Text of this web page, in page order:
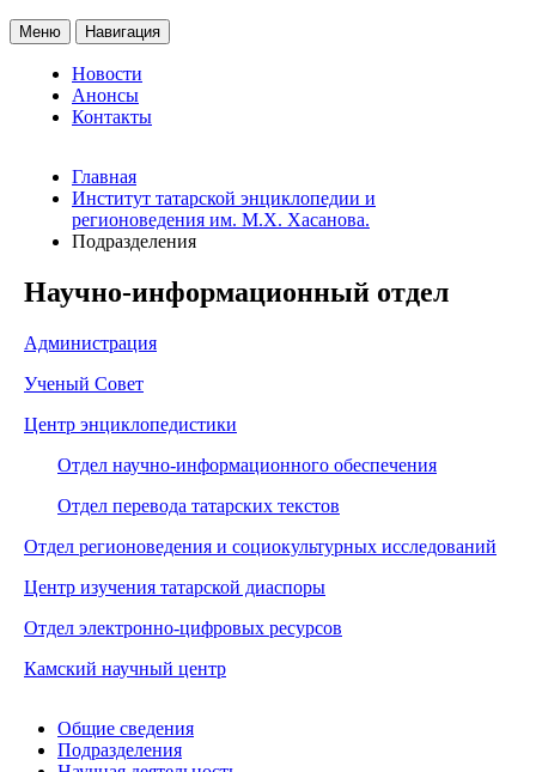
Меню Навигация
Новости
Анонсы
Контакты
Главная
Институт татарской энциклопедии и
регионоведения им. М.Х. Хасанова.
Подразделения
Научно-информационный отдел
Администрация
Ученый Совет
Центр энциклопедистики
Отдел научно-информационного обеспечения
Отдел перевода татарских текстов
Отдел регионоведения и социокультурных исследований
Центр изучения татарской диаспоры
Отдел электронно-цифровых ресурсов
Камский научный центр
Общие сведения
Подразделения